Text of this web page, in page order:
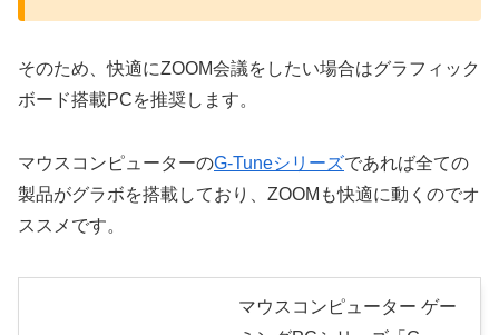
そのため、快適にZOOM会議をしたい場合はグラフィック
ボード搭載PCを推奨します。
マウスコンピューターのG-Tuneシリーズであれば全ての
製品がグラボを搭載しており、ZOOMも快適に動くのでオ
ススメです。
マウスコンピューター ゲー